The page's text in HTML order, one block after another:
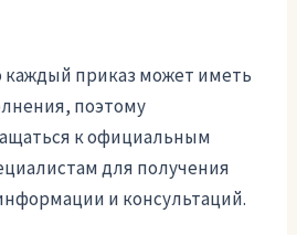
приказ может иметь
поэтому
к официальным
для получения
и консультаций.